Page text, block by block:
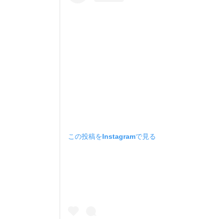
この投稿をInstagramで見る